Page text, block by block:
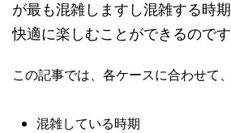
が最も混雑しますし混雑する時
快適に楽しむことができるのです
この記事では、各ケースに合わせて、
混雑している時期